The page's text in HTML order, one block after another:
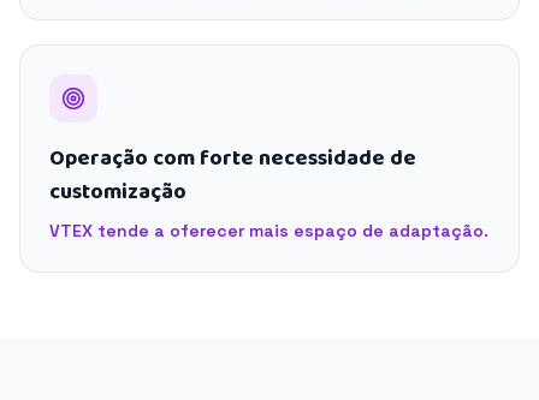
Operação com forte necessidade de
customização
VTEX tende a oferecer mais espaço de adaptação.